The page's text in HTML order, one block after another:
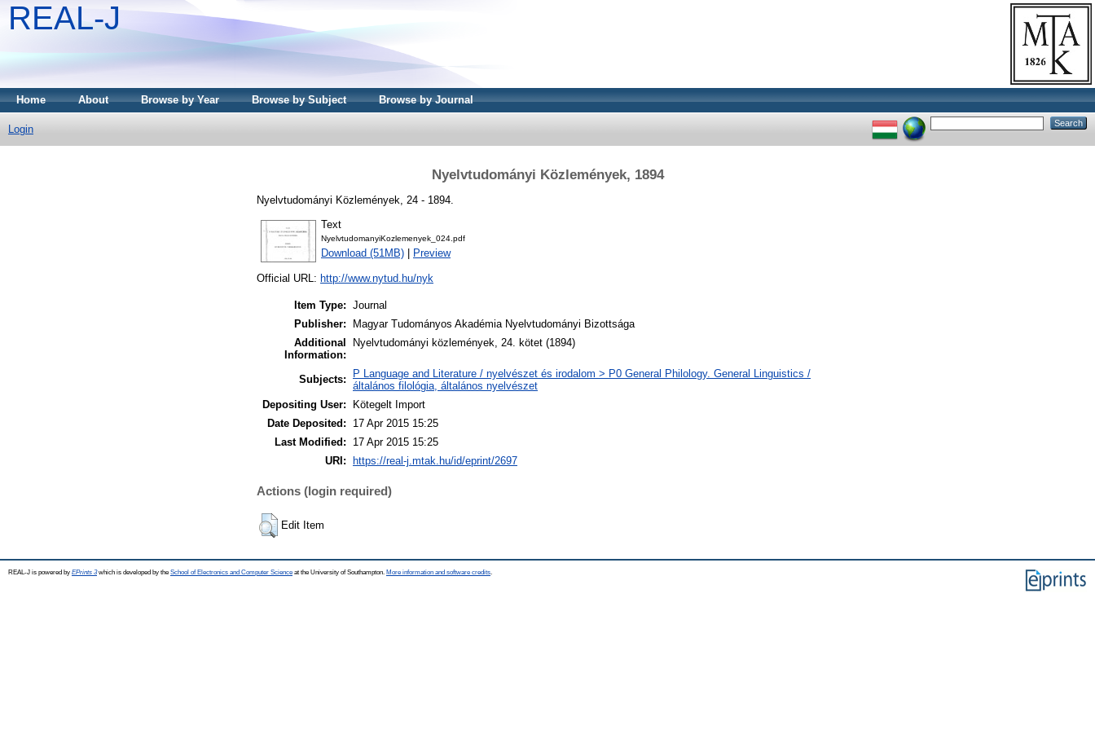
REAL-J
Home About Browse by Year Browse by Subject Browse by Journal
Login
Nyelvtudományi Közlemények, 1894
Nyelvtudományi Közlemények, 24 - 1894.
Text
NyelvtudomanyiKozlemenyek_024.pdf
Download (51MB) Preview
Official URL: http://www.nytud.hu/nyk
Item Type: Journal
Publisher:
Magyar Tudományos Akadémia Nyelvtudományi Bizottsága
Additional
Information:
Nyelvtudományi közlemények, 24. kötet (1894)
Subjects:
P Language and Literature / nyelvészet és irodalom > P0 General Philology. General Linguistics /
általános filológia, általános nyelvészet
Depositing User:
Kötegelt Import
Date Deposited:
17 Apr 2015 15:25
Last Modified:
17 Apr 2015 15:25
URI:
https://real-j.mtak.hu/id/eprint/2697
Actions (login required)
Edit Item
REAL-J is powered by EPrints 3which is developed by the School of Electronics and Computer Science at the University of Southampton. More information and software credits